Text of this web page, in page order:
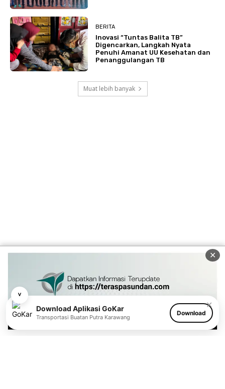
˅
✕
Download Aplikasi GoKar
Transportasi Buatan Putra Karawang
Download
BERITA
Inovasi “Tuntas Balita TB”
Digencarkan, Langkah Nyata
Penuhi Amanat UU Kesehatan dan
Penanggulangan TB
Muat lebih banyak
✕